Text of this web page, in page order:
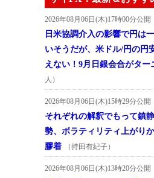
2026年08月06日(木)17時00分公開
日米協調介入の影響で円は
いそうだが、米ドル/円の円
えない！9月日銀会合がタ
人）
2026年08月06日(木)15時29分公開
それぞれの解釈でもって鎮
勢、ボラティリティ上がり
膠着
（持田有紀子）
2026年08月06日(木)13時20分公開